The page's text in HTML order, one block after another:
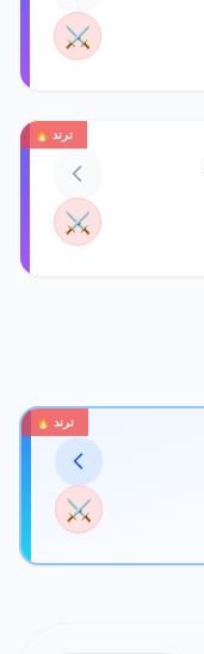
⚔️
ترند 🔥
⚔️
ترند 🔥
⚔️